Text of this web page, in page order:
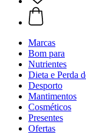
Marcas
Bom para
Nutrientes
Dieta e Perda
Desporto
Mantimentos
Cosméticos
Presentes
Ofertas